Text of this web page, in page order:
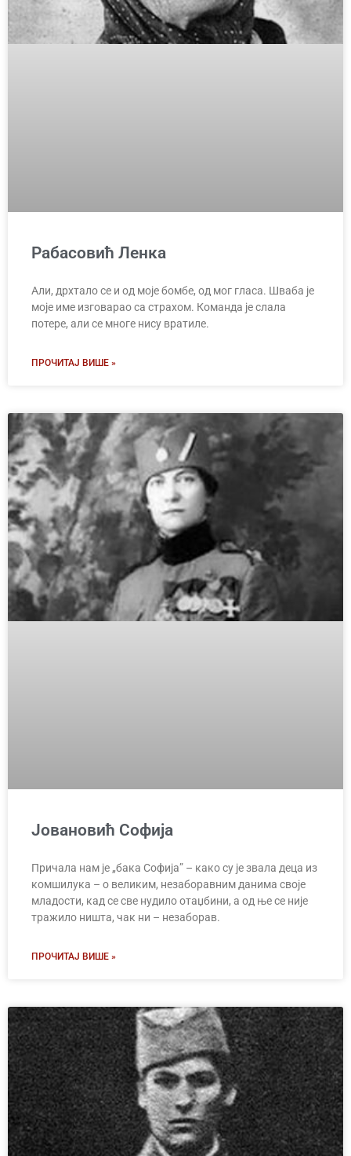
Рабасовић Ленка
Али, дрхтало се и од моје бомбе, од мог гласа. Шваба је
моје име изговарао са страхом. Команда је слала
потере, али се многе нису вратиле.
ПРОЧИТАЈ ВИШЕ »
Јовановић Софија
Причала нам је „бака Софија” – како су је звала деца из
комшилука – о великим, незаборавним данима своје
младости, кад се све нудило отаџбини, а од ње се није
тражило ништа, чак ни – незаборав.
ПРОЧИТАЈ ВИШЕ »